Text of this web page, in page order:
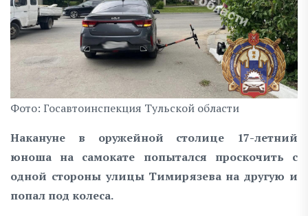
Фото: Госавтоинспекция Тульской области
Накануне в оружейной столице 17-летний
юноша на самокате попытался проскочить с
одной стороны улицы Тимирязева на другую и
попал под колеса.